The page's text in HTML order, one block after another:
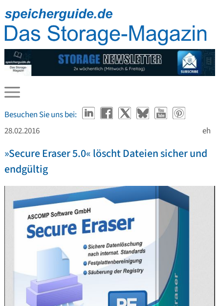
Besuchen Sie uns bei:
28.02.2016
eh
»Secure Eraser 5.0« löscht Dateien sicher und
endgültig